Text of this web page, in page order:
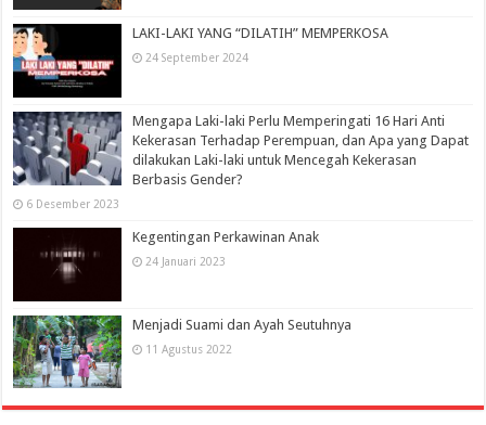
LAKI-LAKI YANG “DILATIH” MEMPERKOSA
24 September 2024
Mengapa Laki-laki Perlu Memperingati 16 Hari Anti
Kekerasan Terhadap Perempuan, dan Apa yang Dapat
dilakukan Laki-laki untuk Mencegah Kekerasan
Berbasis Gender?
6 Desember 2023
Kegentingan Perkawinan Anak
24 Januari 2023
Menjadi Suami dan Ayah Seutuhnya
11 Agustus 2022